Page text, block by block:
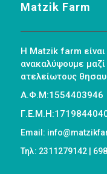
Matzik Farm
Η Matzik farm
ανακαλύψουμε
ατελείωτους
Α.Φ.Μ:1554403946
Email:
Τηλ: 2311279142 |